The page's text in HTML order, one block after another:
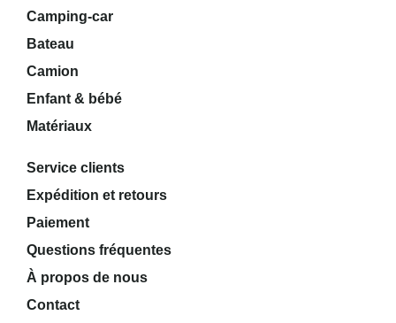
Camping-car
Bateau
Camion
Enfant & bébé
Matériaux
Service clients
Expédition et retours
Paiement
Questions fréquentes
À propos de nous
Contact